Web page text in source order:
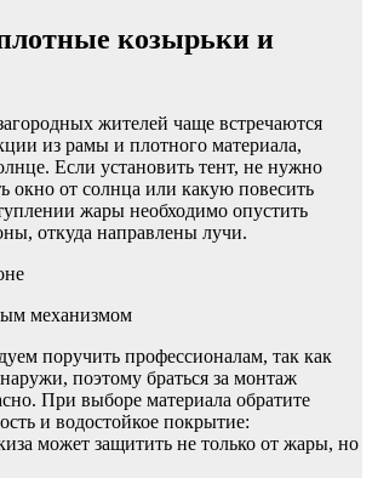
козырьки и
жителей чаще встречаются
из рамы и плотного материала,
Если установить тент, не нужно
окно от солнца или какую повесить
жары необходимо опустить
откуда направлены лучи.
механизмом
поручить профессионалам, так как
поэтому браться за монтаж
При выборе материала обратите
и водостойкое покрытие:
может защитить не только от жары, но